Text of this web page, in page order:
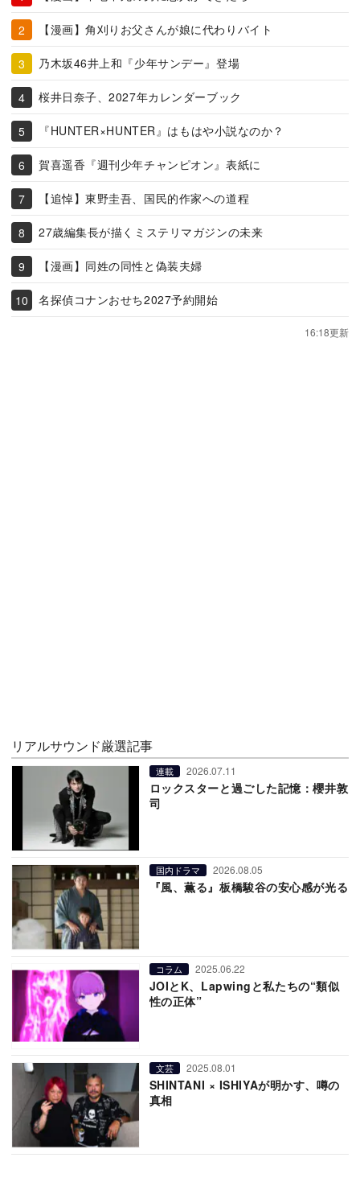
【漫画】角刈りお父さんが娘に代わりバイト
乃木坂46井上和『少年サンデー』登場
桜井日奈子、2027年カレンダーブック
『HUNTER×HUNTER』はもはや小説なのか？
賀喜遥香『週刊少年チャンピオン』表紙に
【追悼】東野圭吾、国民的作家への道程
27歳編集長が描くミステリマガジンの未来
【漫画】同姓の同性と偽装夫婦
名探偵コナンおせち2027予約開始
16:18更新
リアルサウンド厳選記事
連載 2026.07.11
ロックスターと過ごした記憶：櫻井敦
司
国内ドラマ 2026.08.05
『風、薫る』板橋駿谷の安心感が光る
コラム 2025.06.22
JOIとK、Lapwingと私たちの“類似
性の正体”
文芸 2025.08.01
SHINTANI × ISHIYAが明かす、噂の
真相